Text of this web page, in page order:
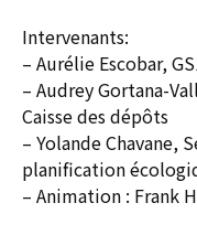
Intervenants:
– Aurélie Escobar,
– Audrey Gortana-
Caisse des dépôts
– Yolande Chavane,
planification
– Animation : Frank